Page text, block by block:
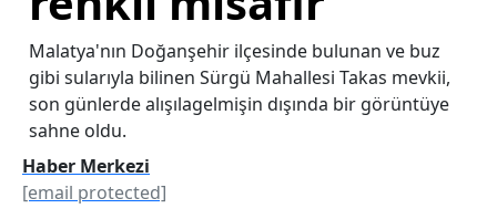
Malatya'nın Doğanşehir ilçesinde bulunan ve buz
gibi sularıyla bilinen Sürgü Mahallesi Takas mevkii,
son günlerde alışılagelmişin dışında bir görüntüye
sahne oldu.
Haber Merkezi
[email protected]